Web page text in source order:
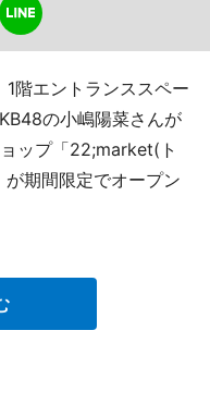
階エントランススペー
の小嶋陽菜さんが
ップ「22;market(ト
期間限定でオープン